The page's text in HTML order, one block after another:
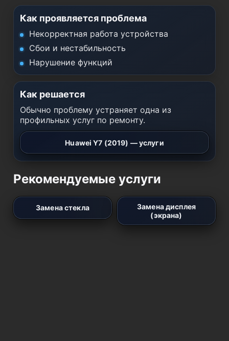
Как проявляется проблема
Некорректная работа устройства
Сбои и нестабильность
Нарушение функций
Как решается
Обычно проблему устраняет одна из
профильных услуг по ремонту.
Huawei Y7 (2019) — услуги
Рекомендуемые услуги
Замена стекла
Замена дисплея
(экрана)